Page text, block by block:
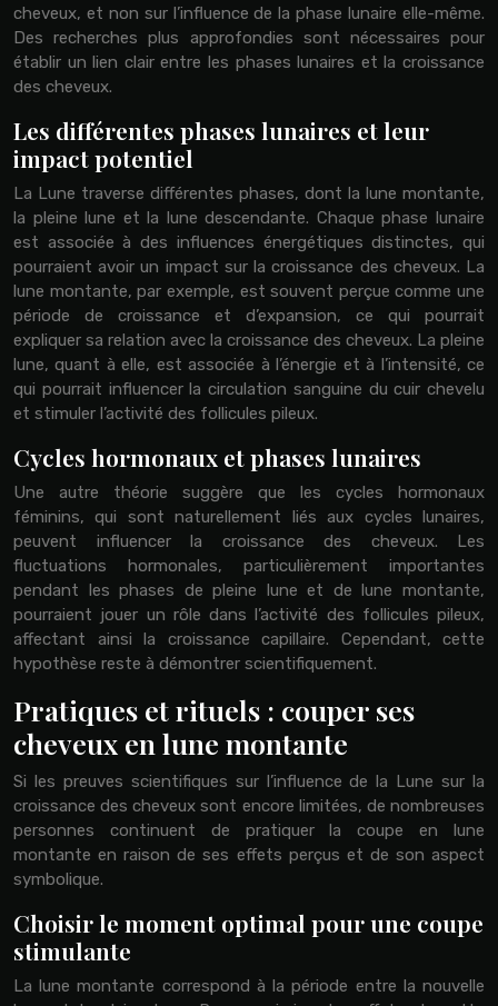
cheveux, et non sur l’influence de la phase lunaire elle-même.
Des recherches plus approfondies sont nécessaires pour
établir un lien clair entre les phases lunaires et la croissance
des cheveux.
Les différentes phases lunaires et leur
impact potentiel
La Lune traverse différentes phases, dont la lune montante,
la pleine lune et la lune descendante. Chaque phase lunaire
est associée à des influences énergétiques distinctes, qui
pourraient avoir un impact sur la croissance des cheveux. La
lune montante, par exemple, est souvent perçue comme une
période de croissance et d’expansion, ce qui pourrait
expliquer sa relation avec la croissance des cheveux. La pleine
lune, quant à elle, est associée à l’énergie et à l’intensité, ce
qui pourrait influencer la circulation sanguine du cuir chevelu
et stimuler l’activité des follicules pileux.
Cycles hormonaux et phases lunaires
Une autre théorie suggère que les cycles hormonaux
féminins, qui sont naturellement liés aux cycles lunaires,
peuvent influencer la croissance des cheveux. Les
fluctuations hormonales, particulièrement importantes
pendant les phases de pleine lune et de lune montante,
pourraient jouer un rôle dans l’activité des follicules pileux,
affectant ainsi la croissance capillaire. Cependant, cette
hypothèse reste à démontrer scientifiquement.
Pratiques et rituels : couper ses
cheveux en lune montante
Si les preuves scientifiques sur l’influence de la Lune sur la
croissance des cheveux sont encore limitées, de nombreuses
personnes continuent de pratiquer la coupe en lune
montante en raison de ses effets perçus et de son aspect
symbolique.
Choisir le moment optimal pour une coupe
stimulante
La lune montante correspond à la période entre la nouvelle